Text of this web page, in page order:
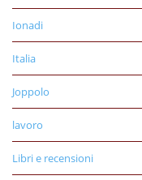
Ionadi
Italia
Joppolo
lavoro
Libri e recensioni